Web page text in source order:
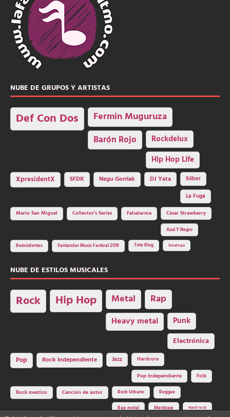
NUBE DE GRUPOS Y ARTISTAS
Def Con Dos Fermin Muguruza
Barón Rojo Rockdelux
Hip Hop Life
XpresidentX SFDK Negu Gorriak DJ Yata
Sôber
La Fuga
Mario San Miguel
Collector's Series Falsalarma César Strawberry
Azul Y Negro
Reincidentes Santander Music Festival 2019 Tote King Saratoga
NUBE DE ESTILOS MUSICALES
Rock Hip Hop Metal Rap
Heavy metal Punk
Electrónica
Pop Rock independiente Jazz Hardcore
Pop Independiente Folk
Rock mestizo Canción de autor Rock Urbano Reggae
Rap metal Mestizaje Hard rock